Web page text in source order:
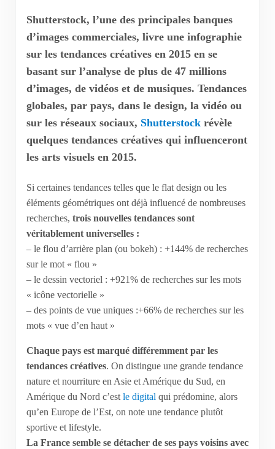
Shutterstock, l’une des principales banques
d’images commerciales, livre une infographie
sur les tendances créatives en 2015 en se
basant sur l’analyse de plus de 47 millions
d’images, de vidéos et de musiques. Tendances
globales, par pays, dans le design, la vidéo ou
sur les réseaux sociaux, Shutterstockrévèle
quelques tendances créatives qui influenceront
les arts visuels en 2015.
Si certaines tendances telles que le flat design ou les
éléments géométriques ont déjà influencé de nombreuses
recherches, trois nouvelles tendances sont
véritablement universelles :
– le flou d’arrière plan (ou bokeh) : +144% de recherches
sur le mot « flou »
– le dessin vectoriel : +921% de recherches sur les mots
« icône vectorielle »
– des points de vue uniques :+66% de recherches sur les
mots « vue d’en haut »
Chaque pays est marqué différemment par les
tendances créatives. On distingue une grande tendance
nature et nourriture en Asie et Amérique du Sud, en
Amérique du Nord c’est le digital qui prédomine, alors
qu’en Europe de l’Est, on note une tendance plutôt
sportive et lifestyle.
La France semble se détacher de ses pays voisins avec